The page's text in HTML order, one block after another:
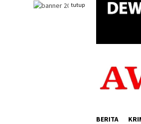
tutup
BERITA